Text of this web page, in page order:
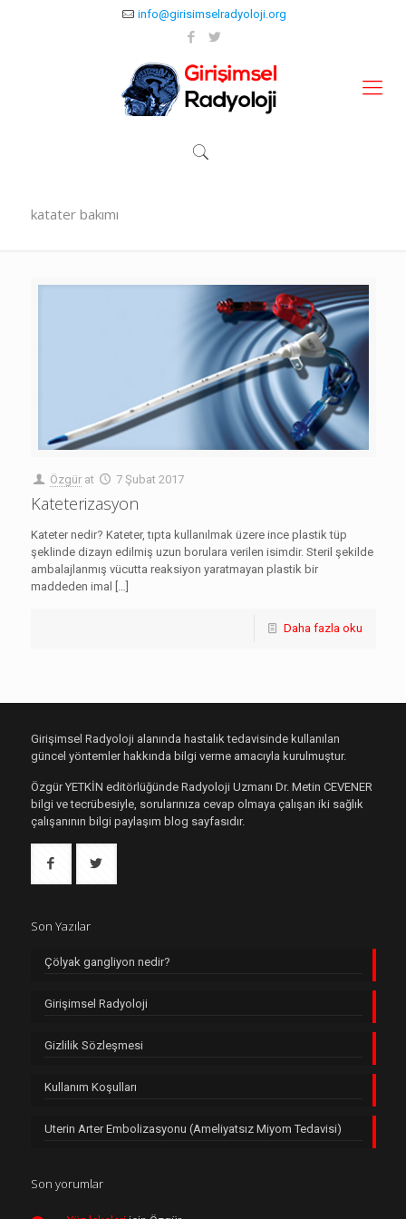
info@girisimselradyoloji.org
katater bakımı
Özgür at 7 Şubat 2017
Kateterizasyon
Kateter nedir? Kateter, tıpta kullanılmak üzere ince plastik tüp
şeklinde dizayn edilmiş uzun borulara verilen isimdir. Steril şekilde
ambalajlanmış vücutta reaksiyon yaratmayan plastik bir
maddeden imal
[…]
Daha fazla oku
Girişimsel Radyoloji alanında hastalık tedavisinde kullanılan
güncel yöntemler hakkında bilgi verme amacıyla kurulmuştur.
Özgür YETKİN editörlüğünde Radyoloji Uzmanı Dr. Metin CEVENER
bilgi ve tecrübesiyle, sorularınıza cevap olmaya çalışan iki sağlık
çalışanının bilgi paylaşım blog sayfasıdır.
Son Yazılar
Çölyak gangliyon nedir?
Girişimsel Radyoloji
Gizlilik Sözleşmesi
Kullanım Koşulları
Uterin Arter Embolizasyonu (Ameliyatsız Miyom Tedavisi)
Son yorumlar